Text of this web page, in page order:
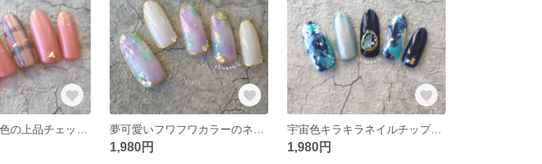
1,980円
宇宙色キラキラネイルチップ☆成人式ネイル☆オーダーネイルチップ
1,980円